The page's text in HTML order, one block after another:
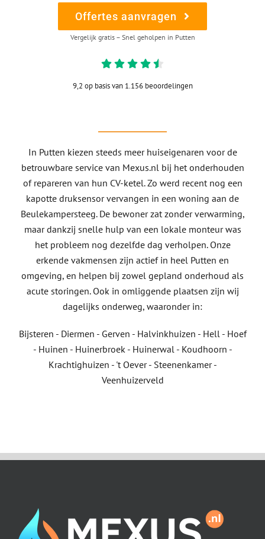
Offertes aanvragen
Vergelijk gratis – Snel geholpen in Putten
9,2 op basis van 1.156 beoordelingen
In Putten kiezen steeds meer huiseigenaren voor de
betrouwbare service van Mexus.nl bij het onderhouden
of repareren van hun CV-ketel. Zo werd recent nog een
kapotte druksensor vervangen in een woning aan de
Beulekampersteeg. De bewoner zat zonder verwarming,
maar dankzij snelle hulp van een lokale monteur was
het probleem nog dezelfde dag verholpen. Onze
erkende vakmensen zijn actief in heel Putten en
omgeving, en helpen bij zowel gepland onderhoud als
acute storingen. Ook in omliggende plaatsen zijn wij
dagelijks onderweg, waaronder in:
Bijsteren - Diermen - Gerven - Halvinkhuizen - Hell - Hoef
- Huinen - Huinerbroek - Huinerwal - Koudhoorn -
Krachtighuizen - 't Oever - Steenenkamer -
Veenhuizerveld